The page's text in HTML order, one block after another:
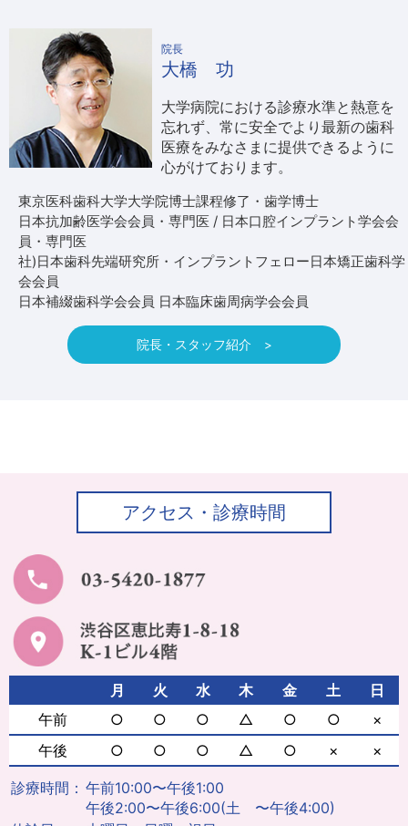
院長
大橋 功
大学病院における診療水準と熱意を
忘れず、常に安全でより最新の歯科
医療をみなさまに提供できるように
心がけております。
東京医科歯科大学大学院博士課程修了・歯学博士
日本抗加齢医学会会員・専門医 / 日本口腔インプラント学会会
員・専門医
社)日本歯科先端研究所・インプラントフェロー日本矯正歯科学
会会員
日本補綴歯科学会会員 日本臨床歯周病学会会員
院長・スタッフ紹介 >
アクセス・診療時間
月 火 水 木 金 土
日
午前
○ ○ ○ △ ○ ○
×
午後
○ ○ ○ △ ○ × ×
診療時間： 午前10:00〜午後1:00
午後2:00〜午後6:00(土 〜午後4:00)